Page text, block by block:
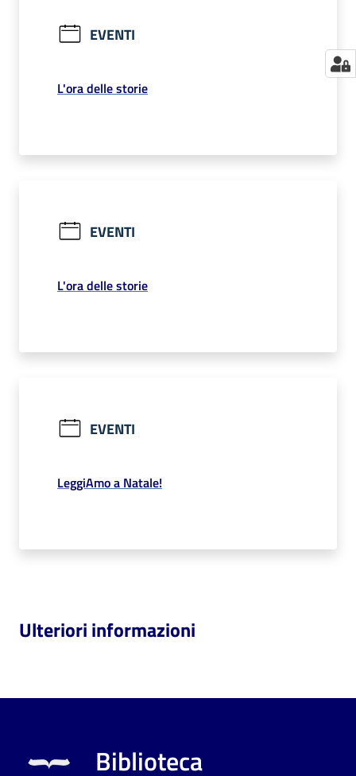
EVENTI
L'ora delle storie
EVENTI
L'ora delle storie
EVENTI
LeggiAmo a Natale!
Ulteriori informazioni
Biblioteca